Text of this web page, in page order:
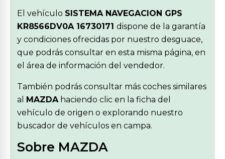
El vehículo SISTEMA NAVEGACION GPS
KR8566DV0A 16730171 dispone de la garantía
y condiciones ofrecidas por nuestro desguace,
que podrás consultar en esta misma página, en
el área de información del vendedor.
También podrás consultar más coches similares
al MAZDAhaciendo clic en la ficha del
vehículo de origen o explorando nuestro
buscador de vehículos en campa.
Sobre MAZDA